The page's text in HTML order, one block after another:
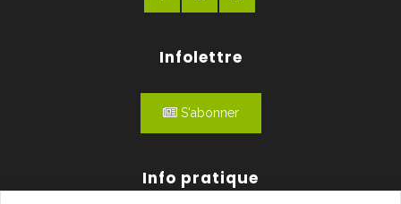
Infolettre
S'abonner
Info pratique